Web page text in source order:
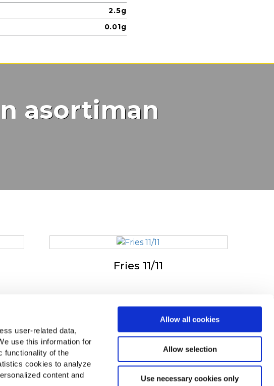
user-related data,
use this information for
functionality of the
cookies to analyze
content and
Allow all cookies
Allow selection
Use necessary cookies only
2.5g
0.01g
asortiman
Fries 11/11
Pogledajte sve zemlje
Pronađi nas